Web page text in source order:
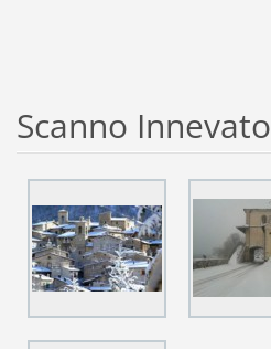
Scanno Innevato